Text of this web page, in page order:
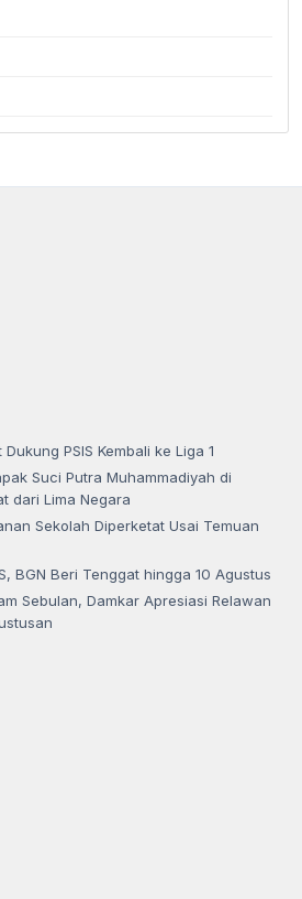
PSIS Kembali ke Liga 1
Suci Putra Muhammadiyah di
dari Lima Negara
Sekolah Diperketat Usai Temuan
BGN Beri Tenggat hingga 10 Agustus
Sebulan, Damkar Apresiasi Relawan